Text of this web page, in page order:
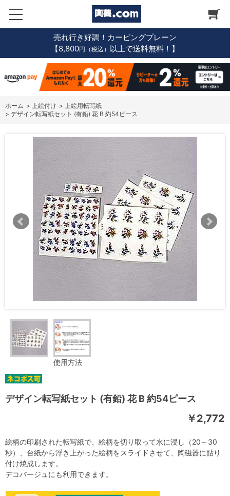
売れ行き好調！カービングプレーン
【8,800円（税込） 以上で送料無料！】
ホーム > 上絵付け >
上絵用転写紙
> デザイン転写紙セット (有鉛) 花 B 約54ピース
使用方法
デザイン転写紙セット (有鉛) 花 B 約54ピース
￥2,772
絵柄の印刷された転写紙で、絵柄を切り取って水に浸し（20～30
秒）、台紙から浮き上がった絵柄をスライドさせて、陶磁器に貼り
付け焼成します。
デコバージュにも利用できます。